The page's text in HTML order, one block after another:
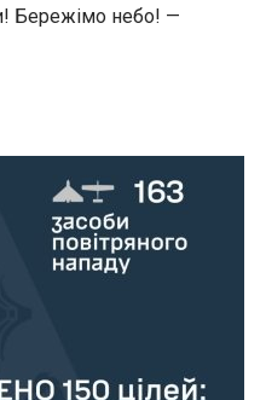
Бережімо небо! —